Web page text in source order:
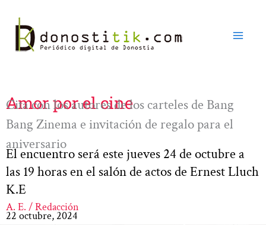
contenido
Amor por el cine
Cita con los autores de los carteles de Bang
Bang Zinema e invitación de regalo para el
aniversario
El encuentro será este jueves 24 de octubre a
las 19 horas en el salón de actos de Ernest Lluch
K.E
A. E. / Redacción
22 octubre, 2024